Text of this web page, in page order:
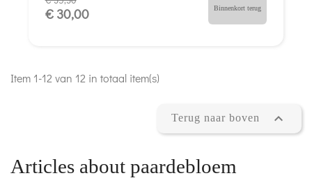
€ 30,00 Binnenkort terug
Item 1-12 van 12 in totaal item(s)
Terug naar boven 
Articles about paardebloem